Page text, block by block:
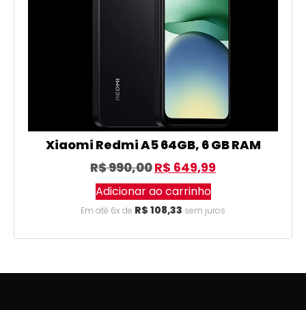
Xiaomi Redmi A5 64GB, 6 GB RAM
R$990,00R$ 649,99
Adicionar ao carrinho
Em até 6x de R$ 108,33 sem juros